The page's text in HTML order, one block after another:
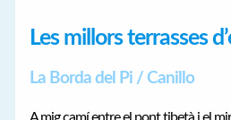
Les millors terrasses
La Borda del Pi / Canillo